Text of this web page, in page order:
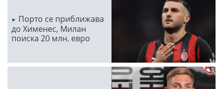
Порто се приближава
до Хименес, Милан
поиска 20 млн. евро